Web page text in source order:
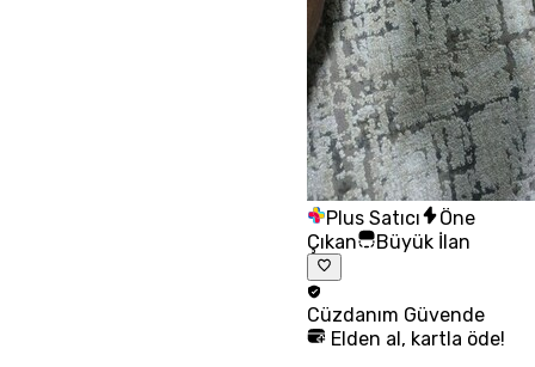
Plus Satıcı
Öne
Çıkan
Büyük İlan
Cüzdanım Güvende
Elden al, kartla öde!